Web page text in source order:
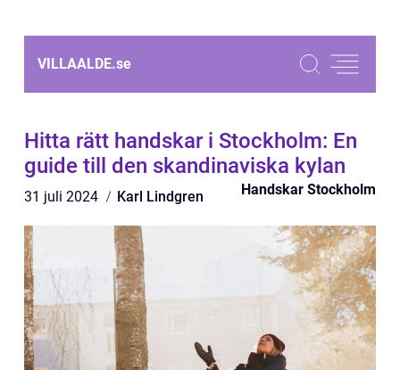
VILLAALDE.se
Hitta rätt handskar i Stockholm: En
guide till den skandinaviska kylan
31 juli 2024 Karl Lindgren Handskar Stockholm